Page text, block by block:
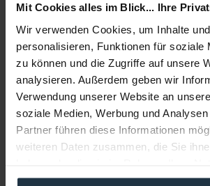
Mit Cookies alles im Blick... Ihre
Wir verwenden Cookies, um Inhalte
personalisieren, Funktionen für soziale
zu können und die Zugriffe auf unsere
analysieren. Außerdem geben wir
Verwendung unserer Website an
soziale Medien, Werbung und
Partner führen diese Informationen
weiteren Daten zusammen, die Sie
gesammelt haben.
Infos zu Hersteller & Produktsicherheit
Folgende Infos zum Hersteller sind
Weitere Artikel von Manfrotto